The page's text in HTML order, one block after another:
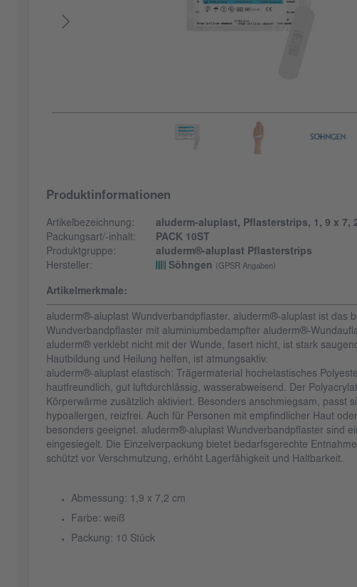
Produktinformationen
Artikelbezeichnung:
aluderm-aluplast, Pflasterstrips, 1, 9 x 7,
Packungsart/-inhalt:
PACK 10ST
Produktgruppe:
aluderm®-aluplast Pflasterstrips
Hersteller:
Söhngen (GPSR Angaben)
Artikelmerkmale:
aluderm®-aluplast Wundverbandpflaster. aluderm®-aluplast ist das
Wundverbandpflaster mit aluminiumbedampfter aluderm®-
aluderm® verklebt nicht mit der Wunde, fasert nicht, ist stark
Hautbildung und Heilung helfen, ist atmungsaktiv.
aluderm®-aluplast elastisch: Trägermaterial hochelastisches
hautfreundlich, gut luftdurchlässig, wasserabweisend. Der
Körperwärme zusätzlich aktiviert. Besonders anschmiegsam, passt
hypoallergen, reizfrei. Auch für Personen mit empfindlicher Haut
besonders geeignet. aluderm®-aluplast Wundverbandpflaster sind
eingesiegelt. Die Einzelverpackung bietet bedarfsgerechte
schützt vor Verschmutzung, erhöht Lagerfähigkeit und Haltbarkeit.
Abmessung: 1,9 x 7,2 cm
Farbe: weiß
Packung: 10 Stück